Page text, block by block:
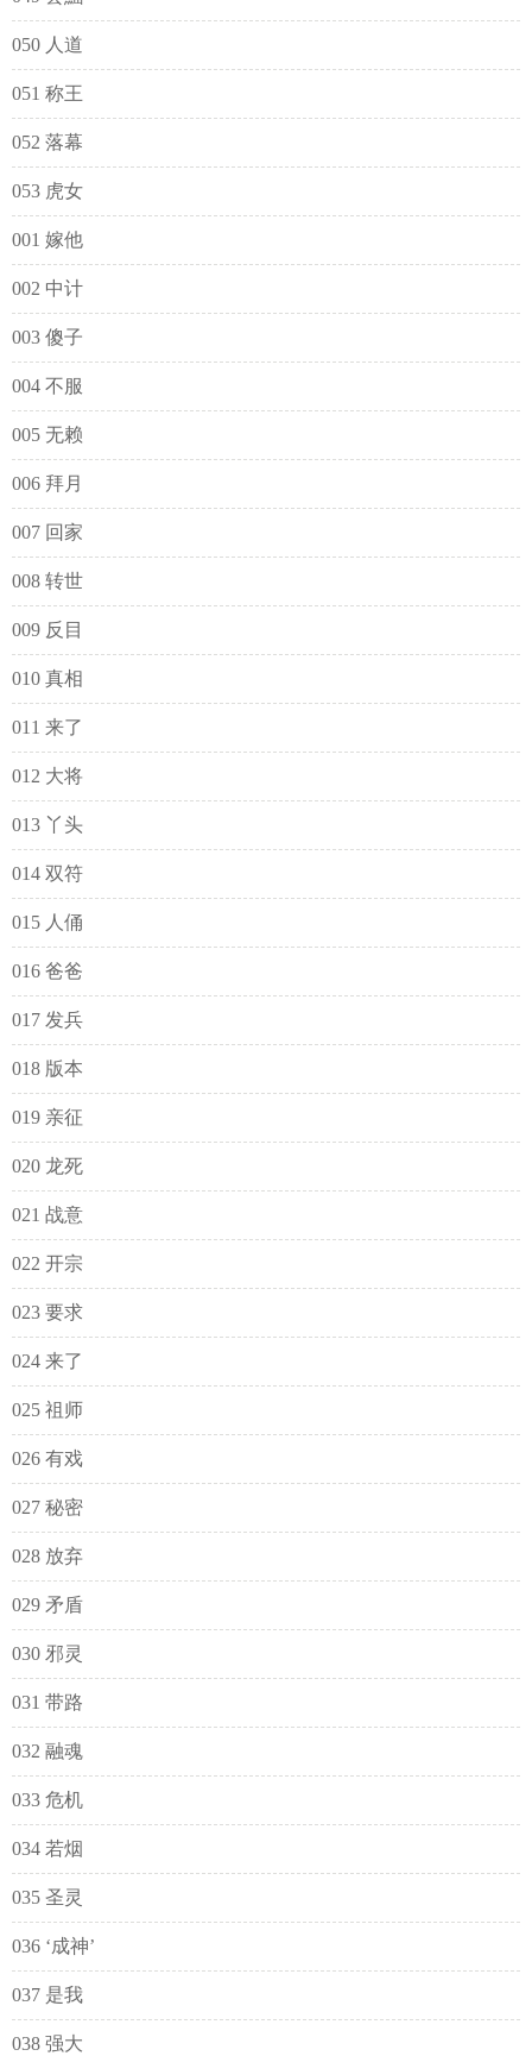
050 人道
051 称王
052 落幕
053 虎女
001 嫁他
002 中计
003 傻子
004 不服
005 无赖
006 拜月
007 回家
008 转世
009 反目
010 真相
011 来了
012 大将
013 丫头
014 双符
015 人俑
016 爸爸
017 发兵
018 版本
019 亲征
020 龙死
021 战意
022 开宗
023 要求
024 来了
025 祖师
026 有戏
027 秘密
028 放弃
029 矛盾
030 邪灵
031 带路
032 融魂
033 危机
034 若烟
035 圣灵
036 ‘成神’
037 是我
038 强大